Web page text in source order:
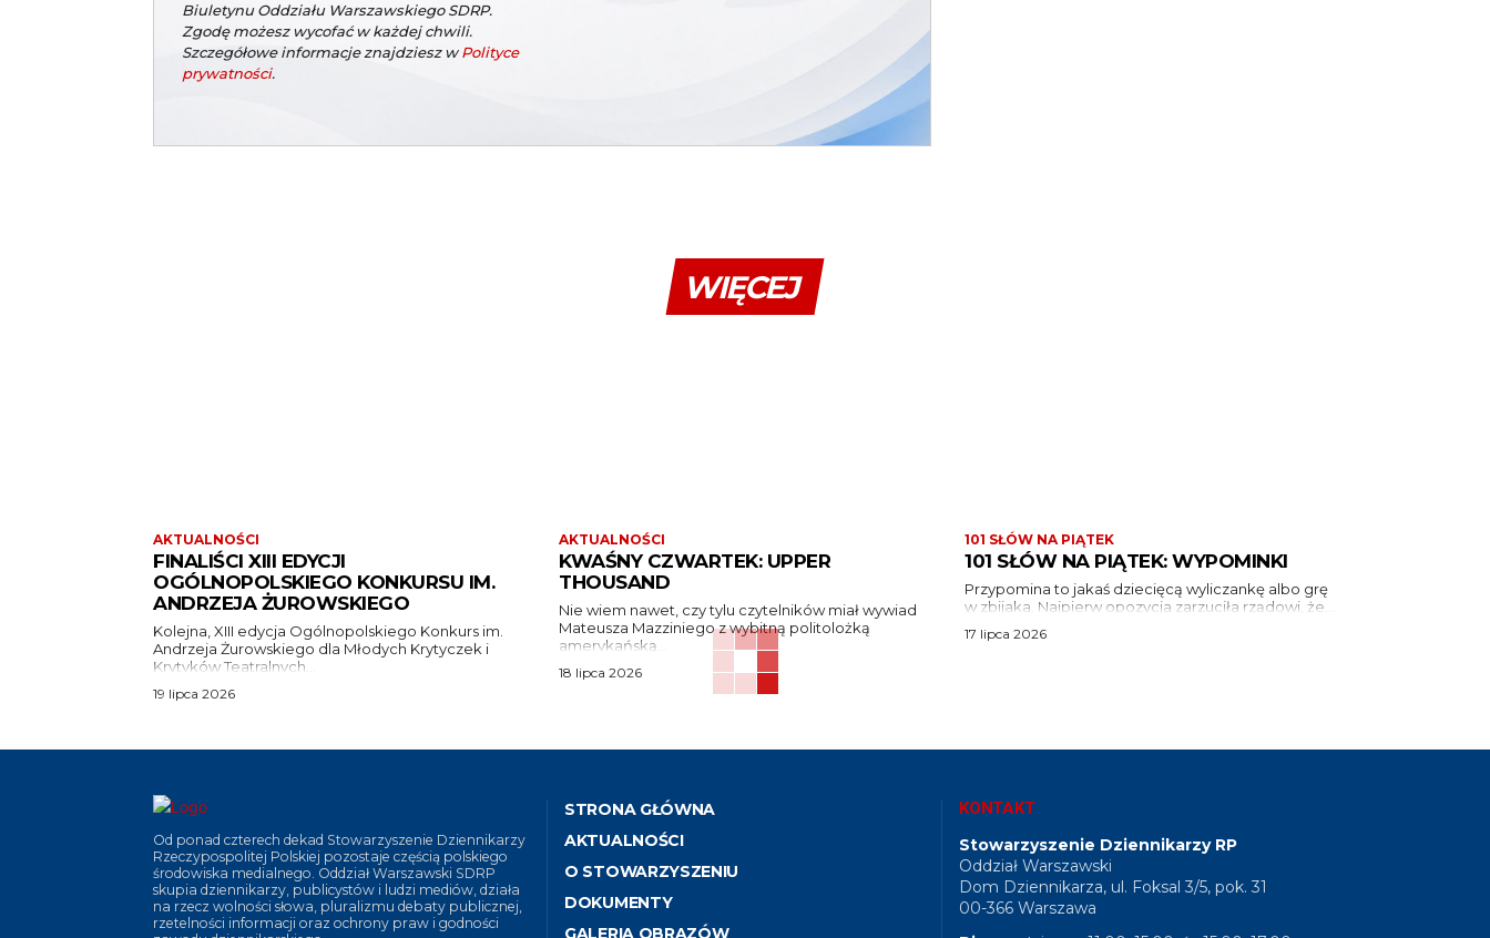
Biuletynu Oddziału Warszawskiego SDRP.
Zgodę możesz wycofać w każdej chwili.
Szczegółowe informacje znajdziesz wPolityce
prywatności.
WIĘCEJ
AKTUALNOŚCI
FINALIŚCI XIII EDYCJI
OGÓLNOPOLSKIEGO KONKURSU IM.
ANDRZEJA ŻUROWSKIEGO
Kolejna, XIII edycja Ogólnopolskiego Konkurs im.
Andrzeja Żurowskiego dla Młodych Krytyczek i
Krytyków Teatralnych...
19 lipca 2026
AKTUALNOŚCI
KWAŚNY CZWARTEK: UPPER
THOUSAND
Nie wiem nawet, czy tylu czytelników miał wywiad
Mateusza Mazziniego z wybitną politolożką
amerykańską...
18 lipca 2026
101 SŁÓW NA PIĄTEK
101 SŁÓW NA PIĄTEK: WYPOMINKI
Przypomina to jakaś dziecięcą wyliczankę albo grę
w zbijaka. Najpierw opozycja zarzuciła rządowi, że...
17 lipca 2026
Od ponad czterech dekad Stowarzyszenie Dziennikarzy
Rzeczypospolitej Polskiej pozostaje częścią polskiego
środowiska medialnego. Oddział Warszawski SDRP
skupia dziennikarzy, publicystów i ludzi mediów, działa
na rzecz wolności słowa, pluralizmu debaty publicznej,
rzetelności informacji oraz ochrony praw i godności
STRONA GŁÓWNA
AKTUALNOŚCI
O STOWARZYSZENIU
DOKUMENTY
GALERIA OBRAZÓW
KONTAKT
Stowarzyszenie Dziennikarzy RP
Oddział Warszawski
Dom Dziennikarza, ul. Foksal 3/5, pok. 31
00-366 Warszawa